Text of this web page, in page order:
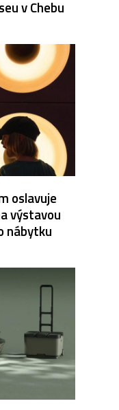
v Chebu
oslavuje
výstavou
nábytku